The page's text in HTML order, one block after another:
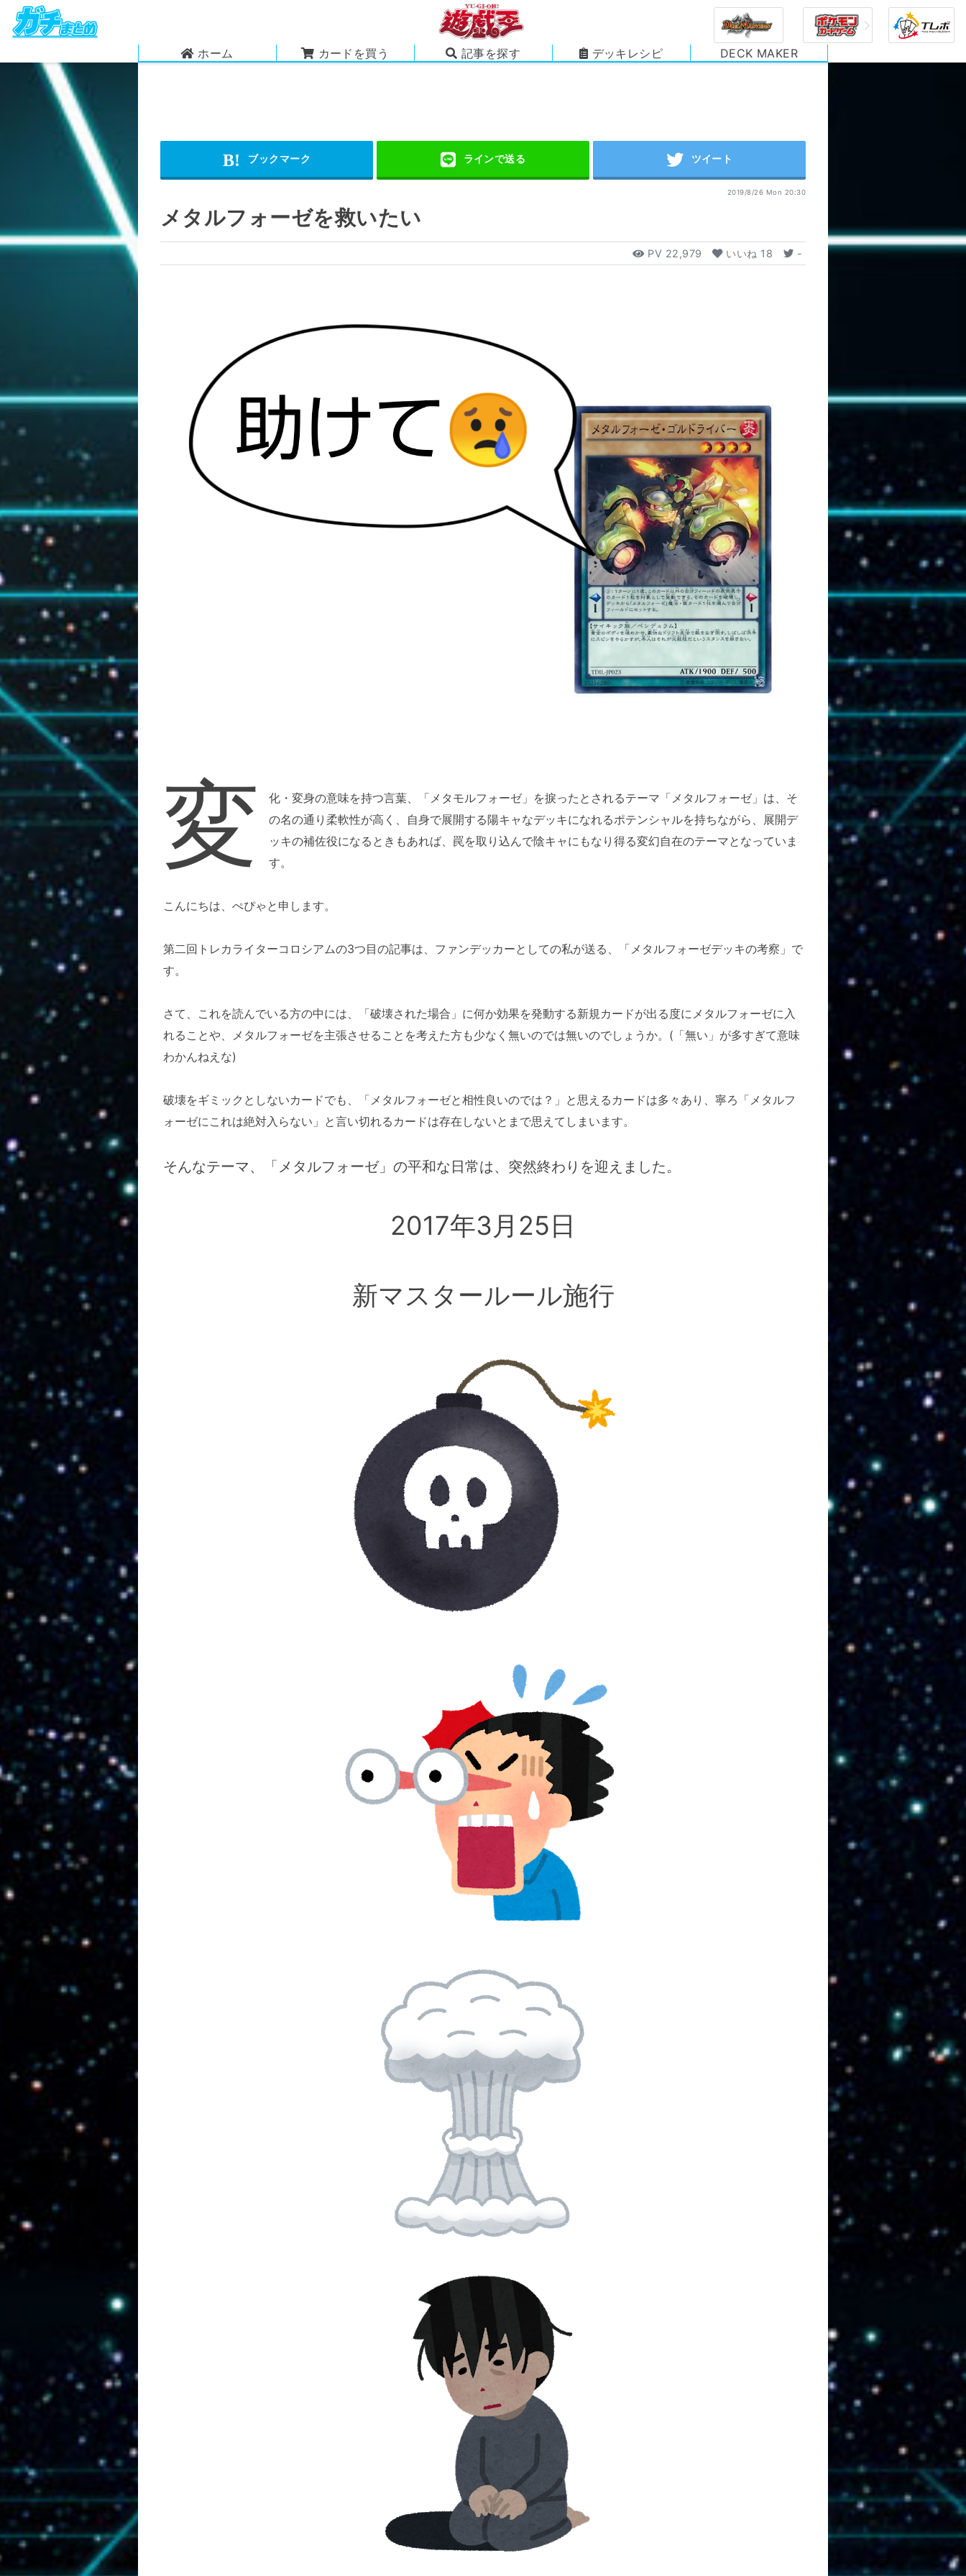
ホーム カードを買う 記事を探す デッキレシピ DECK MAKER
2019/8/26 Mon 20:30
メタルフォーゼを救いたい
PV 22,979 いいね 18 -
変
化・変身の意味を持つ言葉、「メタモルフォーゼ」を捩ったとされるテーマ「メタルフォーゼ」は、そ
の名の通り柔軟性が高く、自身で展開する陽キャなデッキになれるポテンシャルを持ちながら、展開デ
ッキの補佐役になるときもあれば、罠を取り込んで陰キャにもなり得る変幻自在のテーマとなっていま
す。
こんにちは、ぺぴゃと申します。
第二回トレカライターコロシアムの3つ目の記事は、ファンデッカーとしての私が送る、「メタルフォーゼデッキの考察」で
す。
さて、これを読んでいる方の中には、「破壊された場合」に何か効果を発動する新規カードが出る度にメタルフォーゼに入
れることや、メタルフォーゼを主張させることを考えた方も少なく無いのでは無いのでしょうか。(「無い」が多すぎて意味
わかんねえな)
破壊をギミックとしないカードでも、「メタルフォーゼと相性良いのでは？」と思えるカードは多々あり、寧ろ「メタルフ
ォーゼにこれは絶対入らない」と言い切れるカードは存在しないとまで思えてしまいます。
そんなテーマ、「メタルフォーゼ」の平和な日常は、突然終わりを迎えました。
2017年3月25日
新マスタールール施行